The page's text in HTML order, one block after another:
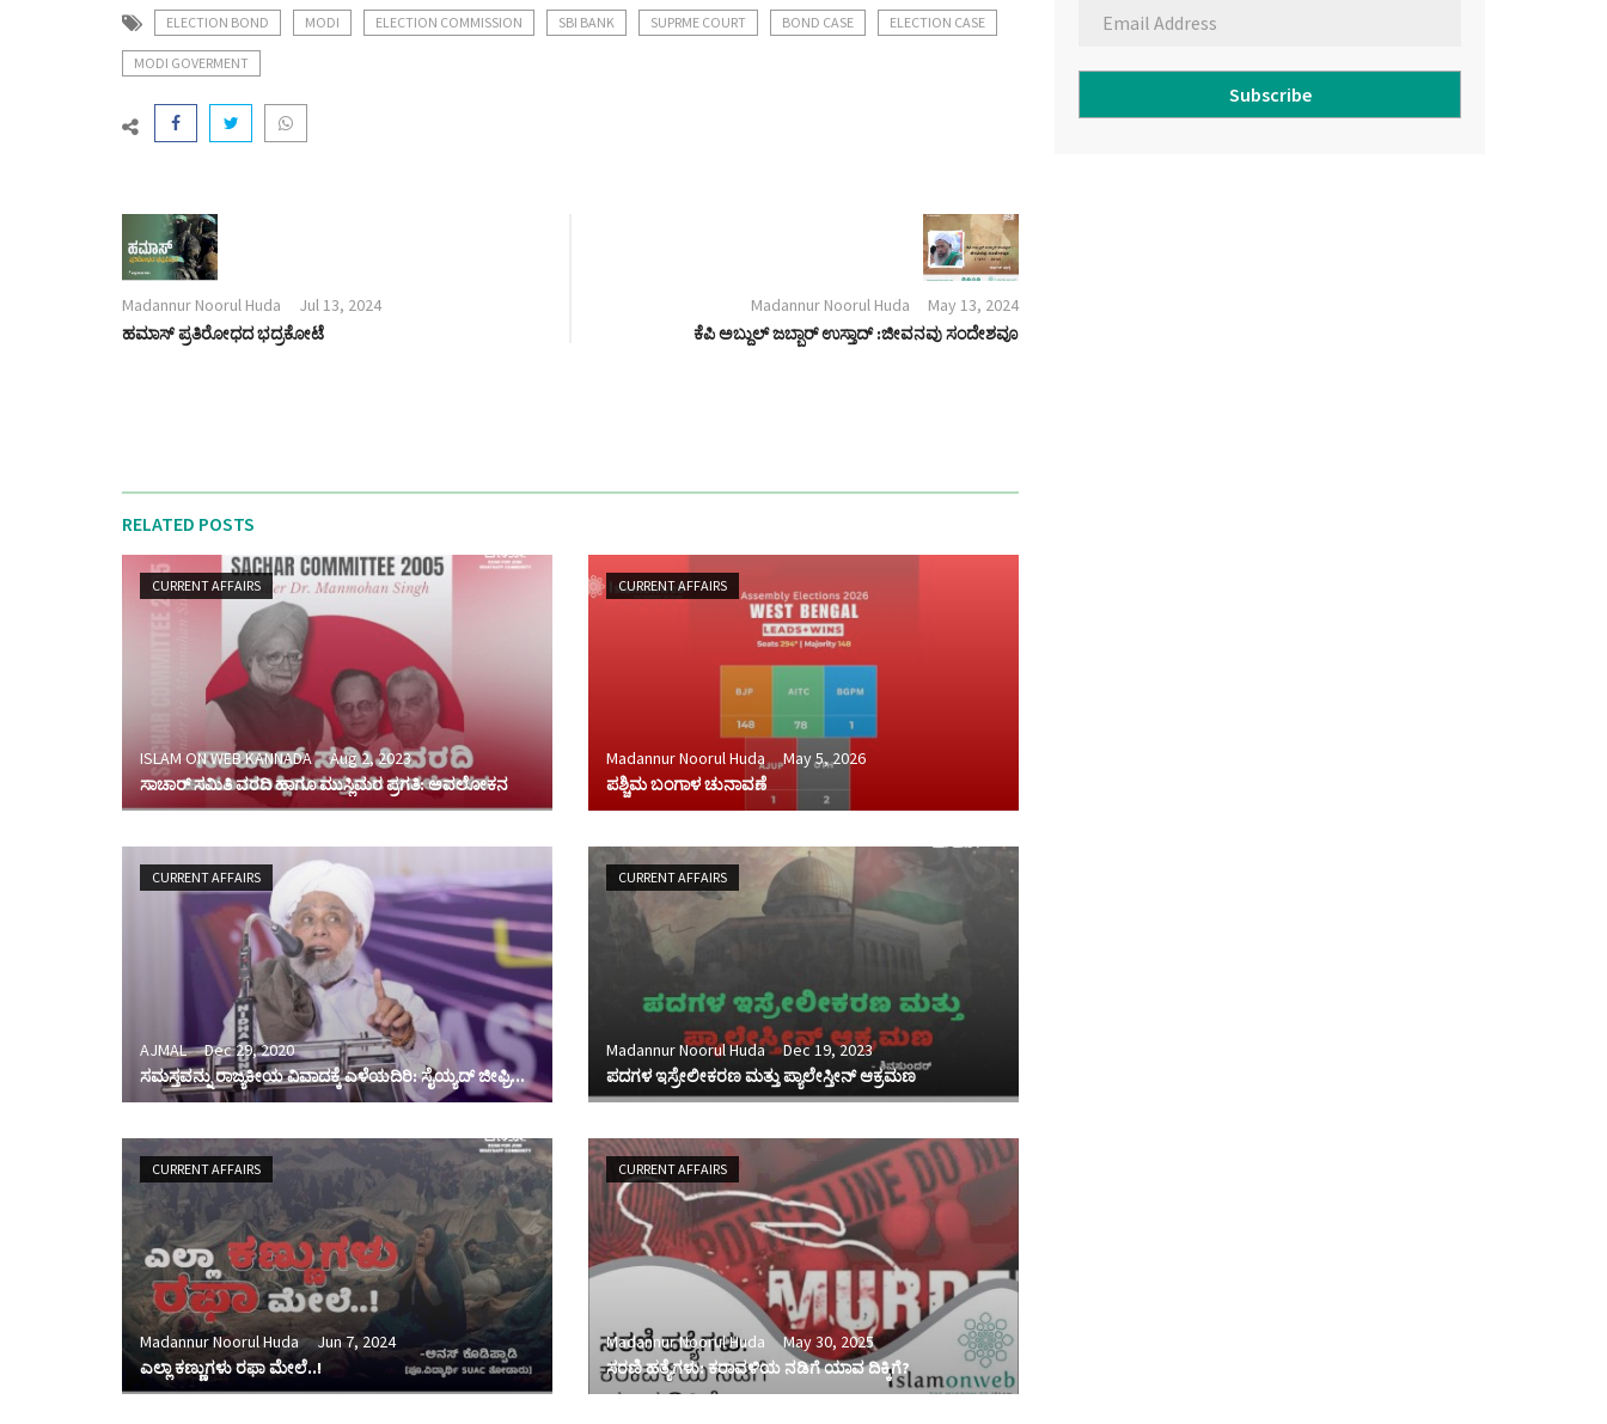
ELECTION BOND MODI ELECTION COMMISSION SBI BANK SUPRME COURT BOND CASE ELECTION CASE
MODI GOVERMENT
Madannur Noorul Huda
Jul 13, 2024
ಹಮಾಸ್ ಪ್ರತಿರೋಧದ ಭದ್ರಕೋಟೆ
Madannur Noorul Huda
May 13, 2024
ಕೆಪಿ ಅಬ್ದುಲ್ ಜಬ್ಬಾರ್ ಉಸ್ತಾದ್ :ಜೀವನವು ಸಂದೇಶವೂ
RELATED POSTS
CURRENT AFFAIRS
ISLAM ON WEB KANNADA
Aug 2, 2023
ಸಾಚಾರ್ ಸಮಿತಿ ವರದಿ ಹಾಗೂ ಮುಸ್ಲಿಮರ ಪ್ರಗತಿ: ಅವಲೋಕನ
CURRENT AFFAIRS
Madannur Noorul Huda
May 5, 2026
ಪಶ್ಚಿಮ ಬಂಗಾಳ ಚುನಾವಣೆ
CURRENT AFFAIRS
AJMAL
Dec 29, 2020
ಸಮಸ್ತವನ್ನು ರಾಜ್ಯಕೀಯ ವಿವಾದಕ್ಕೆ ಎಳೆಯದಿರಿ: ಸೈಯ್ಯದ್ ಜೀಫ್ರಿ...
CURRENT AFFAIRS
Madannur Noorul Huda
Dec 19, 2023
ಪದಗಳ ಇಸ್ರೇಲೀಕರಣ ಮತ್ತು ಪ್ಯಾಲೇಸ್ತೀನ್ ಆಕ್ರಮಣ
CURRENT AFFAIRS
Madannur Noorul Huda
Jun 7, 2024
ಎಲ್ಲಾ ಕಣ್ಣುಗಳು ರಫಾ ಮೇಲೆ..!
CURRENT AFFAIRS
Madannur Noorul Huda
May 30, 2025
ಸರಣಿ ಹತ್ಯೆಗಳು: ಕರಾವಳಿಯ ನಡಿಗೆ ಯಾವ ದಿಕ್ಕಿಗೆ?
Subscribe